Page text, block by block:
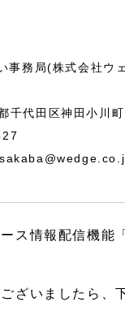
事務局(株式会社ウ
千代田区神田小川
ス情報配信機
ざいましたら、